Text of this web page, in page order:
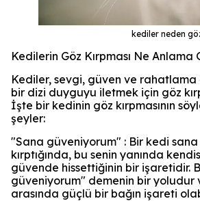
kediler neden
Kedilerin Göz Kırpması Ne Anlama
Kediler, sevgi, güven ve
bir dizi duyguyu iletmek için göz
İşte bir kedinin göz kırpmasının
şeyler:
"Sana güveniyorum" : Bir kedi
kırptığında, bu senin yanında
güvende hissettiğinin bir işaretidir.
güveniyorum" demenin bir yoludur
arasında güçlü bir bağın işareti